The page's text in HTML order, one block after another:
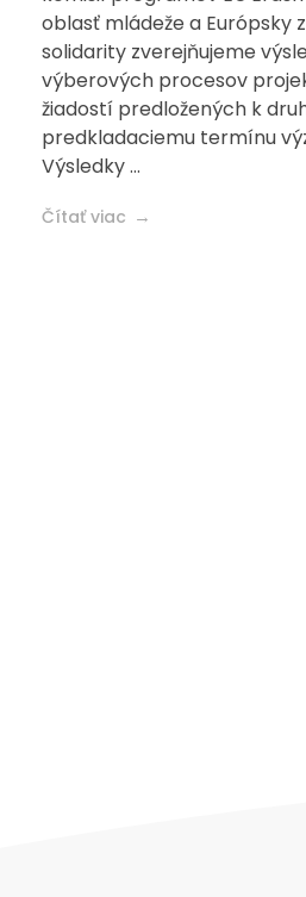
oblasť mládeže a Európsky
solidarity zverejňujeme
výberových procesov
žiadostí predložených k
predkladaciemu termínu
Výsledky ...
Čítať viac